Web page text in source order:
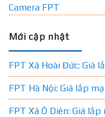
Camera FPT
Mới cập nhật
FPT Xã Hoài Đức: Giá
FPT Hà Nội: Giá lắp
FPT Xã Ô Diên: Giá